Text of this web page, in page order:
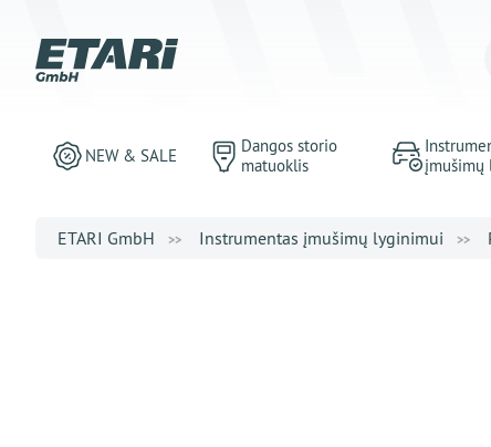
NEW & SALE
Dangos storio
matuoklis
įmušimų
ETARI GmbH Instrumentas įmušimų lyginimui